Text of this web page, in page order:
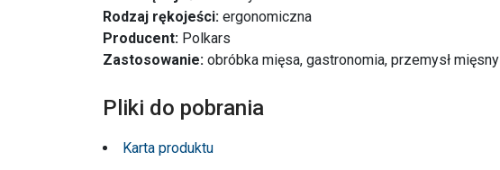
Rodzaj rękojeści: ergonomiczna
Producent: Polkars
Zastosowanie: obróbka mięsa, gastronomia, przemysł mięsny
Pliki do pobrania
Karta produktu